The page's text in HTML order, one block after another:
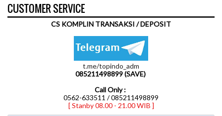
CUSTOMER SERVICE
CS KOMPLIN TRANSAKSI / DEPOSIT
t.me/topindo_adm
085211498899 (SAVE)
Call Only :
0562-633511 / 085211498899
[ Stanby 08.00 - 21.00 WIB ]